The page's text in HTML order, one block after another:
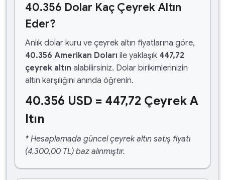
40.356 Dolar Kaç Çeyrek Altın
Eder?
Anlık dolar kuru ve çeyrek altın fiyatlarına göre,
40.356 Amerikan Doları ile yaklaşık 447,72
çeyrek altın alabilirsiniz. Dolar birikimlerinizin
altın karşılığını anında öğrenin.
40.356 USD = 447,72 Çeyrek A
ltın
* Hesaplamada güncel çeyrek altın satış fiyatı
(4.300,00 TL) baz alınmıştır.